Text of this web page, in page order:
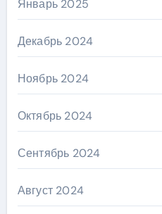
Январь 2025
Декабрь 2024
Ноябрь 2024
Октябрь 2024
Сентябрь 2024
Август 2024